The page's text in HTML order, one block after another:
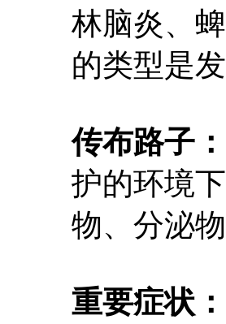
林脑炎、
的类型是
传布路子：
护的环境
物、分泌
重要症状：